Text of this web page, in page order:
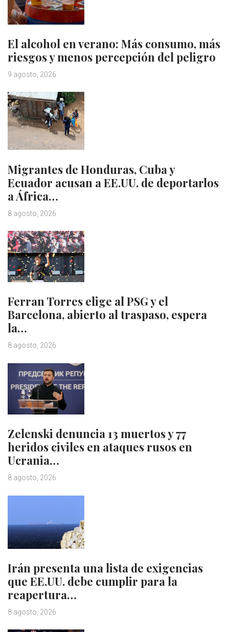
El alcohol en verano: Más consumo, más
riesgos y menos percepción del peligro
9 agosto, 2026
Migrantes de Honduras, Cuba y
Ecuador acusan a EE.UU. de deportarlos
a África…
8 agosto, 2026
Ferran Torres elige al PSG y el
Barcelona, abierto al traspaso, espera
la…
8 agosto, 2026
Zelenski denuncia 13 muertos y 77
heridos civiles en ataques rusos en
Ucrania…
8 agosto, 2026
Irán presenta una lista de exigencias
que EE.UU. debe cumplir para la
reapertura…
8 agosto, 2026